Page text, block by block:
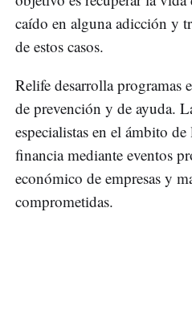
caído en alguna adicción y
de estos casos.
Relife desarrolla programas
de prevención y de ayuda.
especialistas en el ámbito de
financia mediante eventos
económico de empresas y
comprometidas.